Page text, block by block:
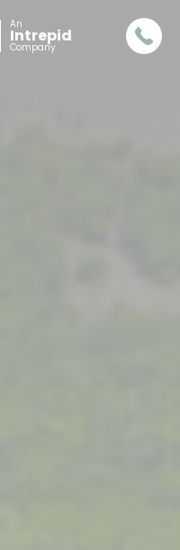
An
Intrepid
Company